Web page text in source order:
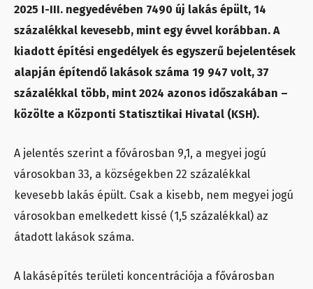
2025 I-III. negyedévében 7490 új lakás épült, 14
százalékkal kevesebb, mint egy évvel korábban. A
kiadott építési engedélyek és egyszerű bejelentések
alapján építendő lakások száma 19 947 volt, 37
százalékkal több, mint 2024 azonos időszakában –
közölte a Központi Statisztikai Hivatal (KSH).
A jelentés szerint a fővárosban 9,1, a megyei jogú
városokban 33, a községekben 22 százalékkal
kevesebb lakás épült. Csak a kisebb, nem megyei jogú
városokban emelkedett kissé (1,5 százalékkal) az
átadott lakások száma.
A lakásépítés területi koncentrációja a fővárosban